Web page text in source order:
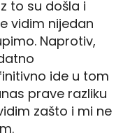
to su došla i
vidim nijedan
Naprotiv,
ide u tom
prave razliku
zašto i mi ne